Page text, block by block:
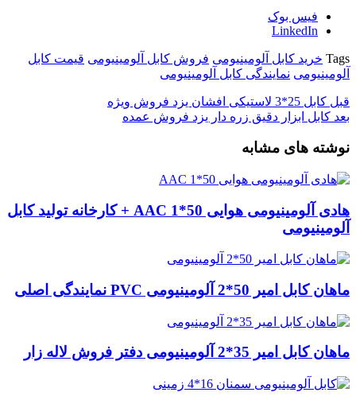
فیس بوک
LinkedIn
Tags خرید کابل آلومینیومی فروش کابل آلومینیومی قیمت کابل
آلومینیومی نمایندگی کابل آلومینیومی
قبل کابل 25*3 لاستیکی افشان یزد فروش ویژه
بعد کابل ابزار دقیق زره دار یزد فروش عمده
نوشته های مشابه
هادی آلومینیومی هوایی 50*1 AAC + کارخانه تولید کابل
آلومینیومی
ماهان کابل امیر 50*2 آلومینیومی PVC نمایندگی اصلی
ماهان کابل امیر 35*2 آلومینیومی دفتر فروش لاله زار